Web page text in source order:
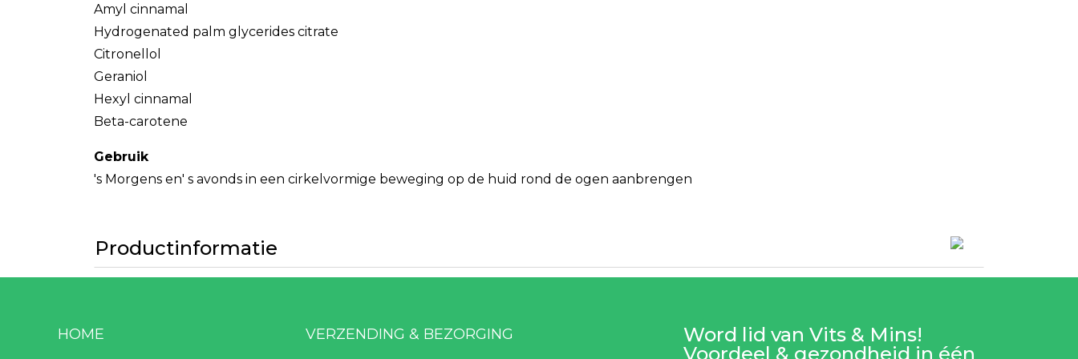
Amyl cinnamal
Hydrogenated palm glycerides citrate
Citronellol
Geraniol
Hexyl cinnamal
Beta-carotene
Gebruik
's Morgens en' s avonds in een cirkelvormige beweging op de huid rond de ogen aanbrengen
Productinformatie
HOME
VERZENDING & BEZORGING
Word lid van Vits & Mins!
Voordeel & gezondheid in één